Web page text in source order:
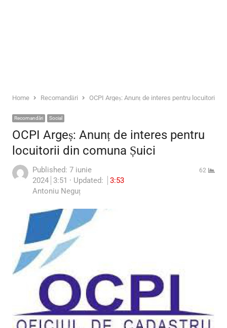
Home Recomandări OCPI Argeș: Anunț de interes pentru locuitorii
Recomandări Social
OCPI Argeș: Anunț de interes pentru
locuitorii din comuna Șuici
Published: 7 iunie
2024 3:51 Updated:
3:53
Author
Antoniu Neguț
62